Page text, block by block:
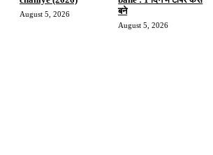
August 5, 2026
बने
August 5, 2026